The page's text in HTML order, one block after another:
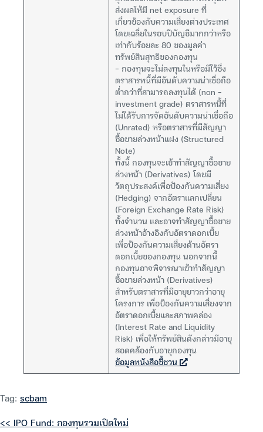
ส่งผลให้มี net exposure ที่
เกี่ยวข้องกับความเสี่ยงต่างประเทศ
โดยเฉลี่ยในรอบปีบัญชีมากกว่าหรือ
เท่ากับร้อยละ 80 ของมูลค่า
ทรัพย์สินสุทธิของกองทุน
– กองทุนจะไม่ลงทุนในหรือมีไว้ซึ่ง
ตราสารหนี้ที่มีอันดับความน่าเชื่อถือ
ต่ำกว่าที่สามารถลงทุนได้ (non –
investment grade) ตราสารหนี้ที่
ไม่ได้รับการจัดอันดับความน่าเชื่อถือ
(Unrated) หรือตราสารที่มีสัญญา
ซื้อขายล่วงหน้าแฝง (Structured
Note)
ทั้งนี้ กองทุนจะเข้าทำสัญญาซื้อขาย
ล่วงหน้า (Derivatives) โดยมี
วัตถุประสงค์เพื่อป้องกันความเสี่ยง
(Hedging) จากอัตราแลกเปลี่ยน
(Foreign Exchange Rate Risk)
ทั้งจำนวน และอาจทำสัญญาซื้อขาย
ล่วงหน้าอ้างอิงกับอัตราดอกเบี้ย
เพื่อป้องกันความเสี่ยงด้านอัตรา
ดอกเบี้ยของกองทุน นอกจากนี้
กองทุนอาจพิจารณาเข้าทำสัญญา
ซื้อขายล่วงหน้า (Derivatives)
สำหรับตราสารที่มีอายุยาวกว่าอายุ
โครงการ เพื่อป้องกันความเสี่ยงจาก
อัตราดอกเบี้ยและสภาพคล่อง
(Interest Rate and Liquidity
Risk) เพื่อให้ทรัพย์สินดังกล่าวมีอายุ
สอดคล้องกับอายุกองทุน
ข้อมูลหนังสือชี้ชวน
Tag: scbam
<< IPO Fund: กองทุนรวมเปิดใหม่